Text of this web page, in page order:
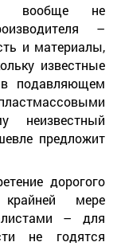
вообще не
–
и материалы,
известные
в подавляющем
неизвестный
предложит
дорогого
мере
– для
не годятся